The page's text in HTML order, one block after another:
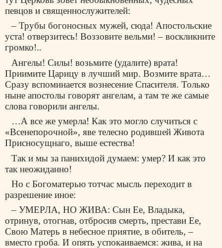
певцов и священнослужителей:
– Трубы богоносных мужей, сюда! Апостольские
уста! отверзитесь! Воззовите вельми! – воскликните
громко!..
Ангелы! Силы! возьмите (удалите) врата!
Приимите Царицу в лучший мир. Возмите врата…
Сразу вспоминается вознесение Спасителя. Только
ныне апостолы говорят ангелам, а там те же самые
слова говорили ангелы.
…А все же умерла! Как это могло случиться с
«Всенепорочной», яве телесно родившей Живота
Присносущнаго, выше естества!
Так и мы за панихидой думаем: умер? И как это
так неожиданно!
Но с Богоматерью тотчас мысль переходит в
разрешение иное:
– УМЕРЛА, НО ЖИВА: Сын Ее, Владыка,
отринув, отогнав, отбросив смерть, престави Ее,
Свою Матерь в небесное приятие, в обитель, –
вместо гроба. И опять успокаиваемся: жива, и на